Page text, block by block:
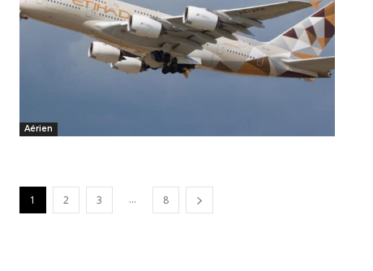
Aérien
1 2 3 ... 8